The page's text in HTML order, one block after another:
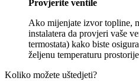
Provjerite ventile
Ako mijenjate izvor topline,
instalatera da provjeri vaše
termostata) kako biste
željenu temperaturu
Koliko možete uštedjeti?